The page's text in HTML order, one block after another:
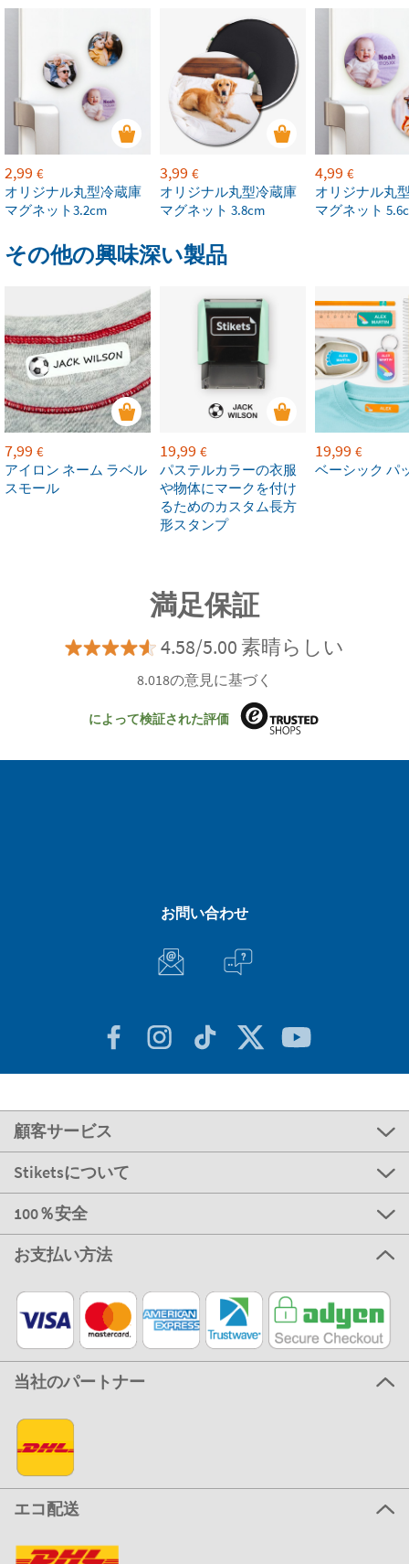
2,99 €
オリジナル丸型冷蔵庫
マグネット3.2cm
3,99 €
オリジナル丸型冷蔵庫
マグネット 3.8cm
4,99 €
オリジナル丸
マグネット
その他の興味深い製品
7,99 €
アイロン ネーム ラベル
スモール
19,99 €
パステルカラーの衣服
や物体にマークを付け
るためのカスタム長方
形スタンプ
19,99 €
ベーシック パ
満足保証
4.58/5.00 素晴らしい
8.018の意見に基づく
によって検証された評価
お問い合わせ
顧客サービス
Stiketsについて
100％安全
お支払い方法
当社のパートナー
エコ配送